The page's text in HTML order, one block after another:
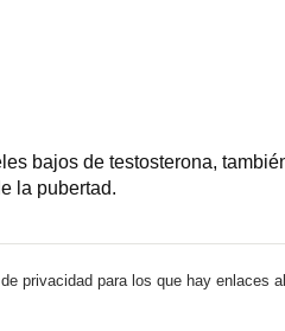
bajos de testosterona,
la pubertad.
privacidad para los que hay enlaces